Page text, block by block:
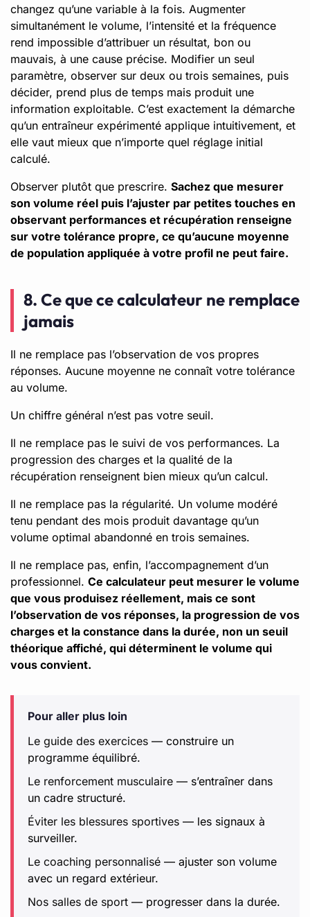
changez qu’une variable à la fois. Augmenter
simultanément le volume, l’intensité et la fréquence
rend impossible d’attribuer un résultat, bon ou
mauvais, à une cause précise. Modifier un seul
paramètre, observer sur deux ou trois semaines, puis
décider, prend plus de temps mais produit une
information exploitable. C’est exactement la démarche
qu’un entraîneur expérimenté applique intuitivement, et
elle vaut mieux que n’importe quel réglage initial
calculé.
Observer plutôt que prescrire. Sachez que mesurer
son volume réel puis l’ajuster par petites touches en
observant performances et récupération renseigne
sur votre tolérance propre, ce qu’aucune moyenne
de population appliquée à votre profil ne peut faire.
8. Ce que ce calculateur ne remplace
jamais
Il ne remplace pas l’observation de vos propres
réponses. Aucune moyenne ne connaît votre tolérance
au volume.
Un chiffre général n’est pas votre seuil.
Il ne remplace pas le suivi de vos performances. La
progression des charges et la qualité de la
récupération renseignent bien mieux qu’un calcul.
Il ne remplace pas la régularité. Un volume modéré
tenu pendant des mois produit davantage qu’un
volume optimal abandonné en trois semaines.
Il ne remplace pas, enfin, l’accompagnement d’un
professionnel. Ce calculateur peut mesurer le volume
que vous produisez réellement, mais ce sont
l’observation de vos réponses, la progression de vos
charges et la constance dans la durée, non un seuil
théorique affiché, qui déterminent le volume qui
vous convient.
Pour aller plus loin
Le guide des exercices — construire un
programme équilibré.
Le renforcement musculaire — s’entraîner dans
un cadre structuré.
Éviter les blessures sportives — les signaux à
surveiller.
Le coaching personnalisé — ajuster son volume
avec un regard extérieur.
Nos salles de sport — progresser dans la durée.